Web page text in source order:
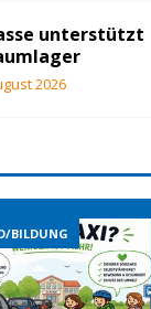
unterstützt
2026
JUGEND/BILDUNG